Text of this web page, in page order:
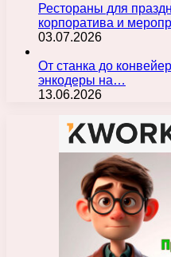
Рестораны для
корпоратива и
03.07.2026
От станка до
энкодеры на…
13.06.2026